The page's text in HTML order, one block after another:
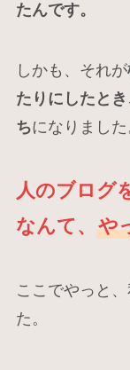
たんです。
しかも、それが
たりにしたと
ちになりました
人のブログ
なんて、 や
ここでやっと
た。